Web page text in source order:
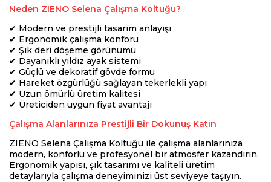
Neden ZIENO Selena Çalışma Koltuğu?
✔ Modern ve prestijli tasarım anlayışı
✔ Ergonomik çalışma konforu
✔ Şık deri döşeme görünümü
✔ Dayanıklı yıldız ayak sistemi
✔ Güçlü ve dekoratif gövde formu
✔ Hareket özgürlüğü sağlayan tekerlekli yapı
✔ Uzun ömürlü üretim kalitesi
✔ Üreticiden uygun fiyat avantajı
Çalışma Alanlarınıza Prestijli Bir Dokunuş Katın
ZIENO Selena Çalışma Koltuğu ile çalışma alanlarınıza
modern, konforlu ve profesyonel bir atmosfer kazandırın.
Ergonomik yapısı, şık tasarımı ve kaliteli üretim
detaylarıyla çalışma deneyiminizi üst seviyeye taşıyın.